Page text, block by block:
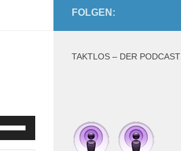
Runter
FOLGEN:
TAKTLOS – DER PODCAST